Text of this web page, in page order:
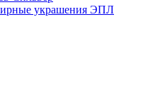
украшения ЭПЛ